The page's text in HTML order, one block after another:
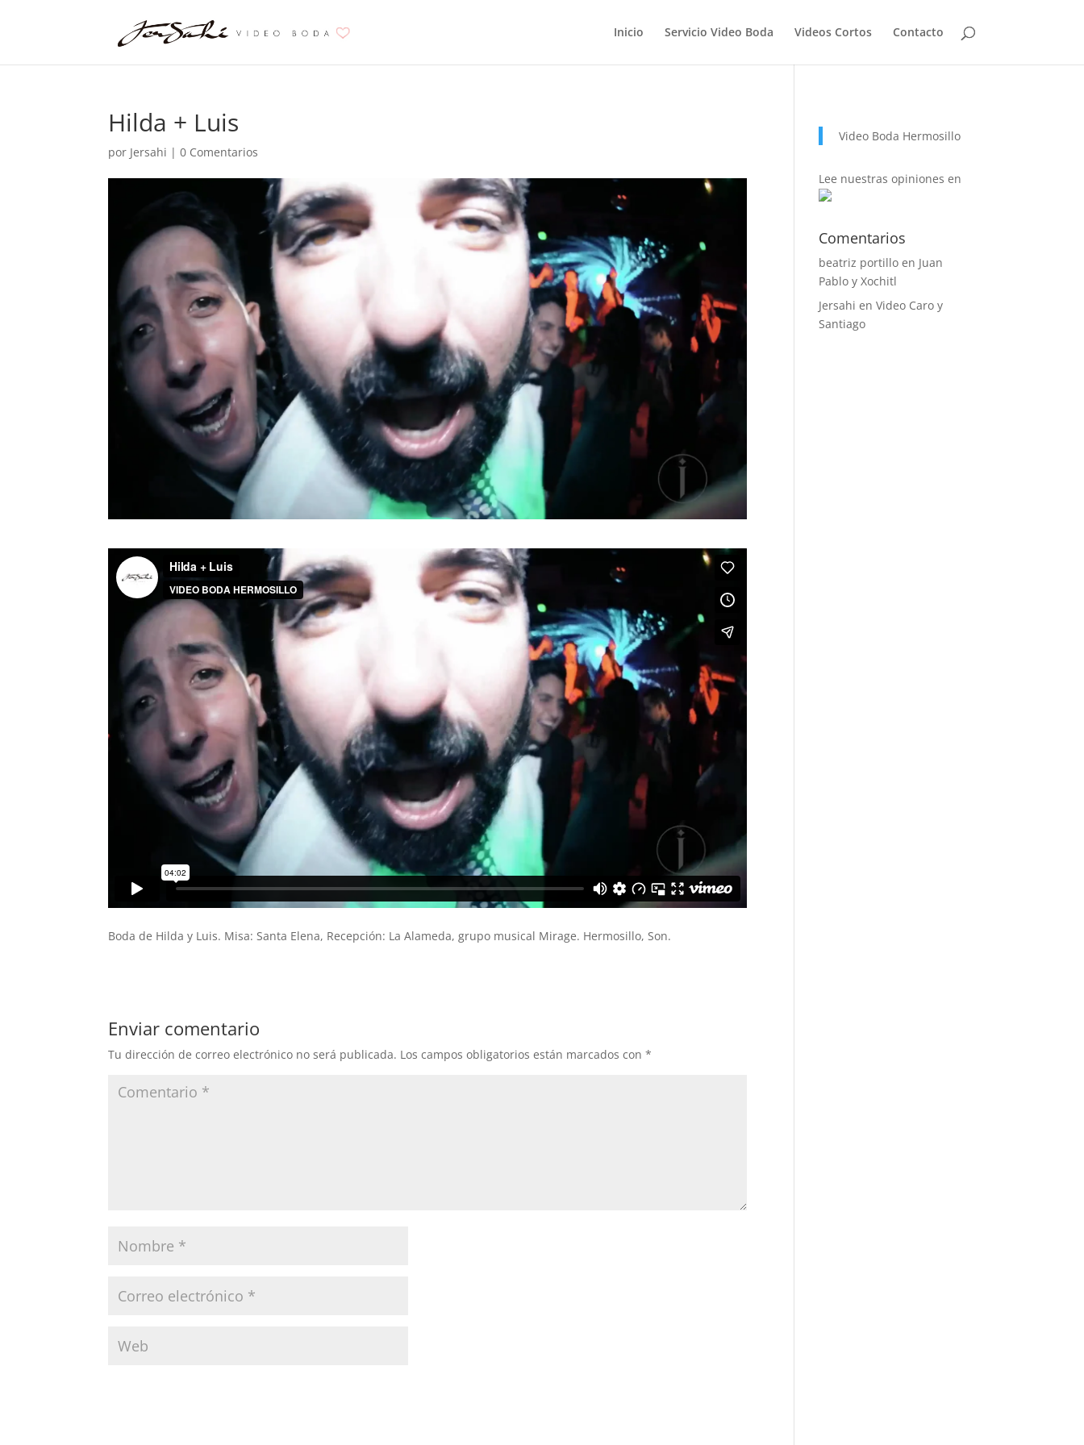
Inicio Servicio Video Boda Videos Cortos Contacto
Hilda + Luis
por Jersahi |0 Comentarios
Boda de Hilda y Luis. Misa: Santa Elena, Recepción: La Alameda, grupo musical Mirage. Hermosillo, Son.
Enviar comentario
Tu dirección de correo electrónico no será publicada. Los campos obligatorios están marcados con*
Video Boda Hermosillo
Lee nuestras opiniones en
Comentarios
beatriz portillo en Juan
Pablo y Xochitl
Jersahi enVideo Caro y
Santiago